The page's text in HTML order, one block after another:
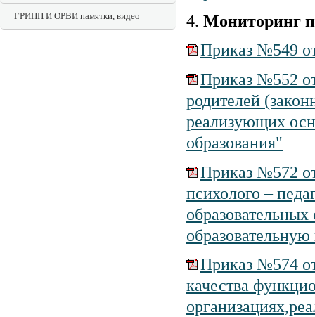
ГРИПП И ОРВИ памятки, видео
4. Мониторинг
Приказ №549
Приказ №552
родителей
реализующих
образования"
Приказ №572
психолого –
Приказ №574
качества